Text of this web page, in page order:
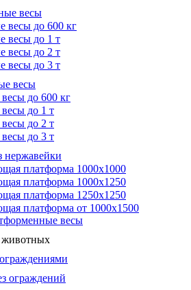
весы
весы до 600 кг
весы до 1 т
весы до 2 т
весы до 3 т
весы
до 600 кг
до 1 т
до 2 т
до 3 т
нержавейки
платформа 1000х1000
платформа 1000х1250
платформа 1250х1250
платформа от 1000х1500
весы
ограждений